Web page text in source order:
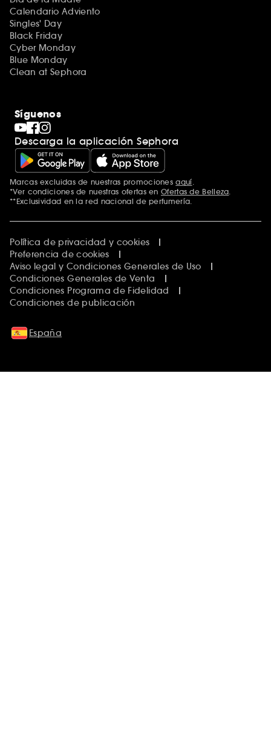
Calendario Adviento
Singles' Day
Black Friday
Cyber Monday
Blue Monday
Clean at Sephora
Síguenos
Descarga la aplicación Sephora
Marcas excluidas de nuestras promocionesaquí.
*Ver condiciones de nuestras ofertas en Ofertas de Belleza.
**Exclusividad en la red nacional de perfumería.
Política de privacidad y cookies
Preferencia de cookies
Aviso legal y Condiciones Generales de Uso
Condiciones Generales de Venta
Condiciones Programa de Fidelidad
Condiciones de publicación
España